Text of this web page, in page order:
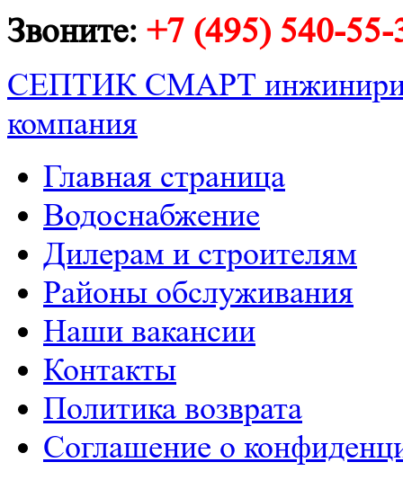
Звоните: +7 (495) 540-55-
СЕПТИК СМАРТ
компания
Главная страница
Водоснабжение
Дилерам и строителям
Районы обслуживания
Наши вакансии
Контакты
Политика возврата
Соглашение о